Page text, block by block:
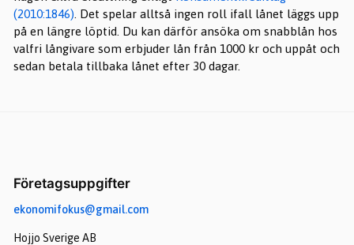
(2010:1846) . Det spelar alltså ingen roll ifall lånet läggs upp
på en längre löptid. Du kan därför ansöka om snabblån hos
valfri långivare som erbjuder lån från 1000 kr och uppåt och
sedan betala tillbaka lånet efter 30 dagar.
Företagsuppgifter
ekonomifokus@gmail.com
Hojjo Sverige AB